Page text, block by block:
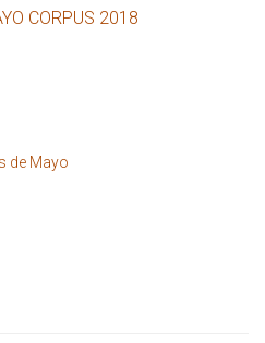
CORPUS 2018
de Mayo